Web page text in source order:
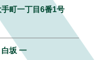
町一丁目6番1号
坂 一